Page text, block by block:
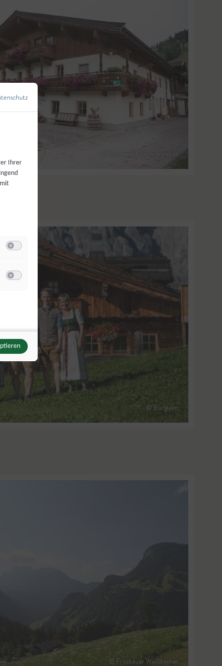
© Netzwerk Kulinarik pov.at
© Bürglalm
© Fritzbauer Weißbacher
Ihrer
Switch zum Einwilligen bzw. Ablehnen der Kategorie Analyse / Statistik
Meta Pixel
Switch zum Einwilligen bzw. Ablehnen des Dienstes Meta Pixel
←Zurück zur Übersicht